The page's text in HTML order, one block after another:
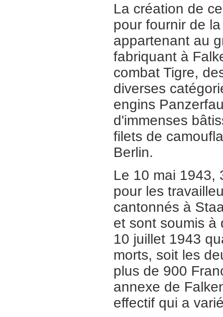
La création de
pour fournir de
appartenant au
fabriquant à
combat Tigre,
diverses
engins
d'immenses
filets de
Berlin.
Le 10 mai 1943,
pour les
cantonnés à
et sont soumis à
10 juillet 1943
morts, soit les
plus de 900
annexe de
effectif qui a